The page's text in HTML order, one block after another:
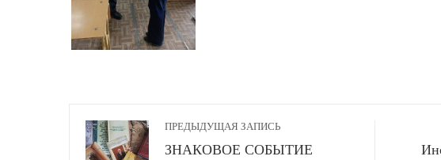
ПРЕДЫДУЩАЯ ЗАПИСЬ
ЗНАКОВОЕ СОБЫТИЕ